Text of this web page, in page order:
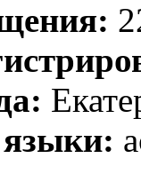
языки: